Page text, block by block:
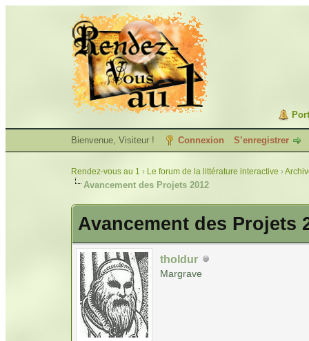
Bienvenue, Visiteur ! Connexion S’enregistrer
Rendez-vous au 1 › Le forum de la littérature interactive ›
Avancement des Projets 2012
Avancement des Projets
tholdur
Margrave